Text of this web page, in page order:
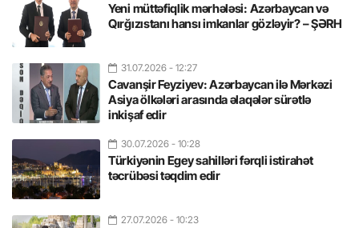
Yeni müttəfiqlik mərhələsi: Azərbaycan və
Qırğızıstanı hansı imkanlar gözləyir? – ŞƏRH
31.07.2026 - 12:27
Cavanşir Feyziyev: Azərbaycan ilə Mərkəzi
Asiya ölkələri arasında əlaqələr sürətlə
inkişaf edir
30.07.2026 - 10:28
Türkiyənin Egey sahilləri fərqli istirahət
təcrübəsi təqdim edir
27.07.2026 - 10:23